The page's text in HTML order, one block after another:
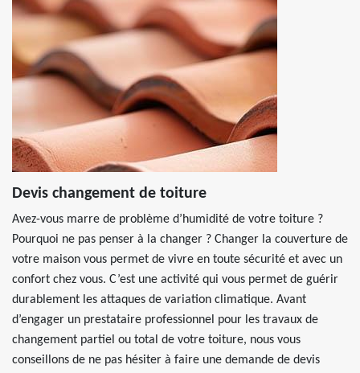
Devis changement de toiture
Avez-vous marre de problème d’humidité de votre toiture ?
Pourquoi ne pas penser à la changer ? Changer la couverture de
votre maison vous permet de vivre en toute sécurité et avec un
confort chez vous. C’est une activité qui vous permet de guérir
durablement les attaques de variation climatique. Avant
d’engager un prestataire professionnel pour les travaux de
changement partiel ou total de votre toiture, nous vous
conseillons de ne pas hésiter à faire une demande de devis